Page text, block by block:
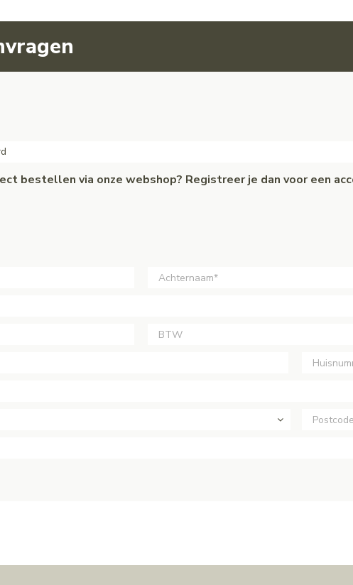
bestellen via onze webshop? Registreer je dan voor een